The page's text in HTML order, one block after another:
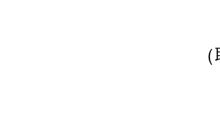
（联